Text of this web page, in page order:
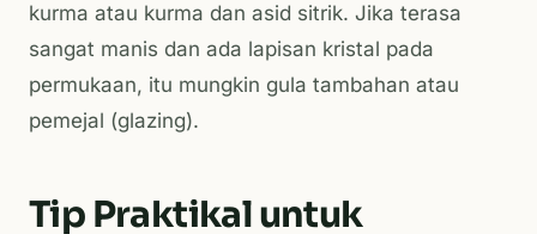
kurma atau kurma dan asid sitrik. Jika terasa
sangat manis dan ada lapisan kristal pada
permukaan, itu mungkin gula tambahan atau
pemejal (glazing).
Tip Praktikal untuk